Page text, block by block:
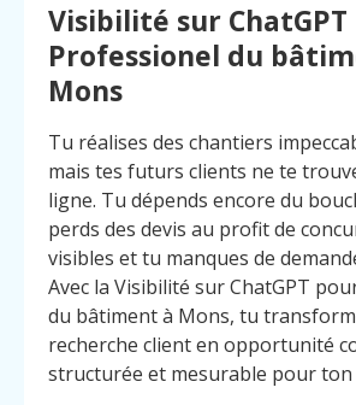
Visibilité sur
Professionel du
Mons
Tu réalises des chantiers
mais tes futurs clients ne te
ligne. Tu dépends encore du
perds des devis au profit de
visibles et tu manques de
Avec la Visibilité sur ChatGPT
du bâtiment à Mons, tu
recherche client en opportunité
structurée et mesurable pour ton